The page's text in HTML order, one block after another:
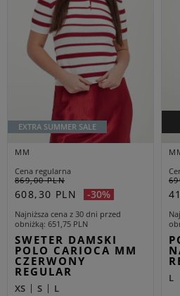
EXTRA SUMMER SALE
MM
Cena regularna
869,00 PLN
608,30 PLN -30%
Najniższa cena z 30 dni przed
obniżką 651,75 PLN
SWETER DAMSKI
POLO CARIOCA MM
CZERWONY
REGULAR
XS S L
L